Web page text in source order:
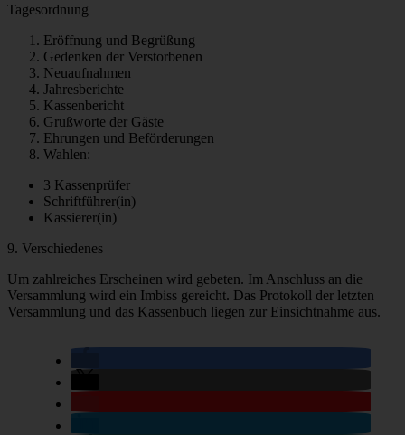
Tagesordnung
Eröffnung und Begrüßung
Gedenken der Verstorbenen
Neuaufnahmen
Jahresberichte
Kassenbericht
Grußworte der Gäste
Ehrungen und Beförderungen
Wahlen:
3 Kassenprüfer
Schriftführer(in)
Kassierer(in)
9. Verschiedenes
Um zahlreiches Erscheinen wird gebeten. Im Anschluss an die
Versammlung wird ein Imbiss gereicht. Das Protokoll der letzten
Versammlung und das Kassenbuch liegen zur Einsichtnahme aus.